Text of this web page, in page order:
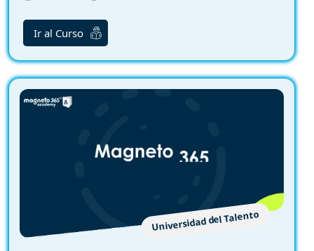
Ir al Curso
Universidad del Talento